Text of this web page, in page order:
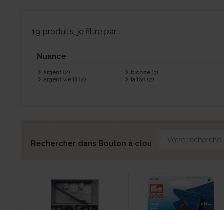
19 produits, je filtre par :
Nuance
argent (2)
argent vieilli (2)
bronze (3)
laiton (2)
Rechercher dans Bouton à clou